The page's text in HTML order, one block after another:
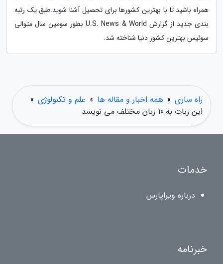
همراه باشید تا با بهترین کشورها برای تحصیل آشنا شوید.طبق یک رتبه
بندی جدید از گزارش U.S. News & World بطور سومین سال متوالی
سوئیس بهترین کشور دنیا شناخته شد.
راه ساری » همه اخبار و مقاله ها » علم و تکنولوژی »
این ربات به 10 زبان مختلف می نویسد
خدمات
درباره ویراپارس
خبرنامه